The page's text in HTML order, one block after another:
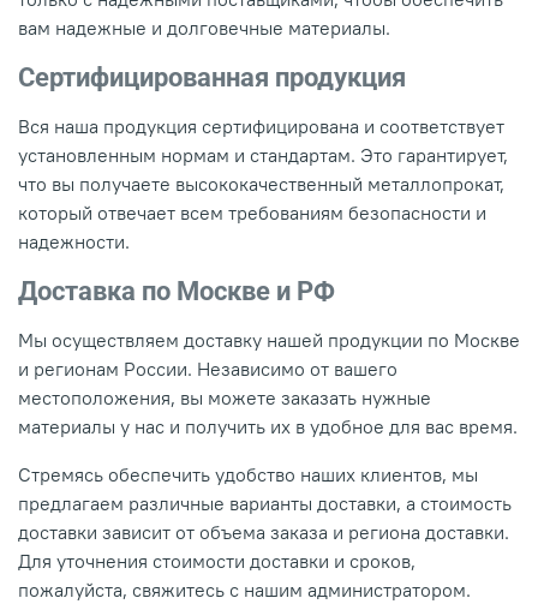
вам надежные и долговечные материалы.
Сертифицированная продукция
Вся наша продукция сертифицирована и соответствует
установленным нормам и стандартам. Это гарантирует,
что вы получаете высококачественный металлопрокат,
который отвечает всем требованиям безопасности и
надежности.
Доставка по Москве и РФ
Мы осуществляем доставку нашей продукции по Москве
и регионам России. Независимо от вашего
местоположения, вы можете заказать нужные
материалы у нас и получить их в удобное для вас время.
Стремясь обеспечить удобство наших клиентов, мы
предлагаем различные варианты доставки, а стоимость
доставки зависит от объема заказа и региона доставки.
Для уточнения стоимости доставки и сроков,
пожалуйста, свяжитесь с нашим администратором.